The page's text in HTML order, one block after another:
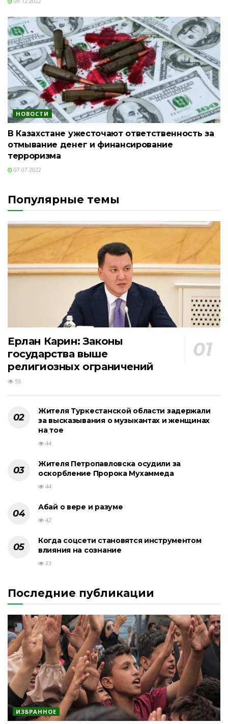
НОВОСТИ
В Казахстане ужесточают ответственность за
отмывание денег и финансирование
терроризма
07.07.2022
Популярные темы
Ерлан Карин: Законы
государства выше
религиозных ограничений
55
Жителя Туркестанской области задержали
за высказывания о музыкантах и женщинах
на тое
44
Жителя Петропавловска осудили за
оскорбление Пророка Мухаммеда
44
Абай о вере и разуме
42
Когда соцсети становятся инструментом
влияния на сознание
33
Последние публикации
ИЗБРАННОЕ